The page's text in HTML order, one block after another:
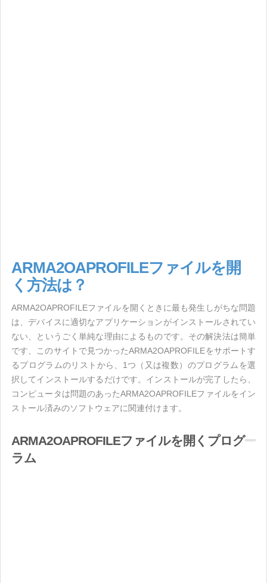
ARMA2OAPROFILEファイルを開
く方法は？
ARMA2OAPROFILEファイルを開くときに最も発生しがちな問題
は、デバイスに適切なアプリケーションがインストールされてい
ない、というごく単純な理由によるものです。その解決法は簡単
です、このサイトで見つかったARMA2OAPROFILEをサポートす
るプログラムのリストから、1つ（又は複数）のプログラムを選
択してインストールするだけです。インストールが完了したら、
コンピュータは問題のあったARMA2OAPROFILEファイルをイン
ストール済みのソフトウェアに関連付けます。
ARMA2OAPROFILEファイルを開くプログ
ラム